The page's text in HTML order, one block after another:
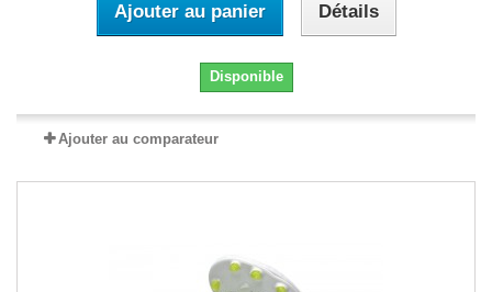
Ajouter au panier Détails
Disponible
Ajouter au comparateur